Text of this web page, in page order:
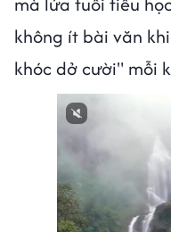
không ít bài văn
khóc dở cười" mỗi